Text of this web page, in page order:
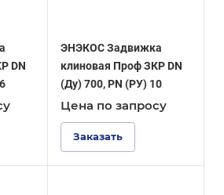
DN
ЭНЭКОС Задвижка
клиновая Проф ЗКР DN
(Ду) 700, PN (РУ) 10
Цена по запросу
Заказать